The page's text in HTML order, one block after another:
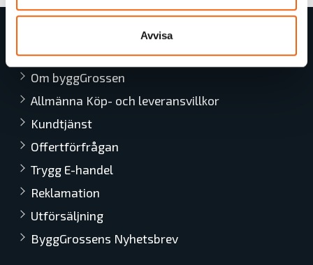
Avvisa
Butiksinformation
Om byggGrossen
Allmänna Köp- och leveransvillkor
Kundtjänst
Offertförfrågan
Trygg E-handel
Reklamation
Utförsäljning
ByggGrossens Nyhetsbrev